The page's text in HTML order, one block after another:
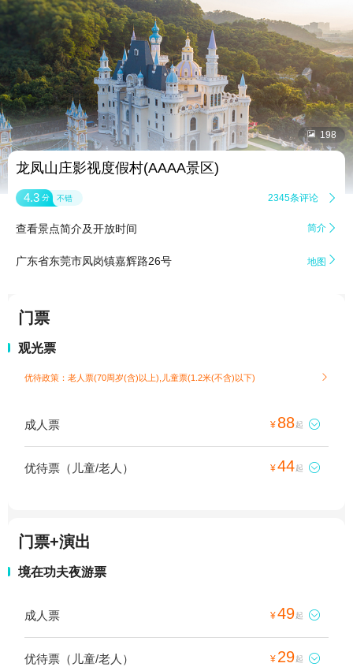
 198
龙凤山庄影视度假村(AAAA景区)
4.3 分 不错 2345条评论 
查看景点简介及开放时间 简介 
广东省东莞市凤岗镇嘉辉路26号 地图 
门票
观光票
优待政策：老人票(70周岁(含)以上),儿童票(1.2米(不含)以下) 
成人票 ¥ 88起 
优待票（儿童/老人） ¥44起 
门票+演出
境在功夫夜游票
成人票 ¥49起 
优待票（儿童/老人） ¥ 29起 
